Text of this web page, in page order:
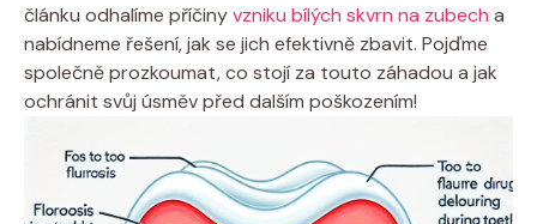
článku odhalíme příčinyvzniku bílých skvrn na zubech a
nabídneme řešení, jak se jich efektivně zbavit. Pojďme
společně prozkoumat, co stojí za touto záhadou a jak
ochránit svůj úsměv před dalším poškozením!